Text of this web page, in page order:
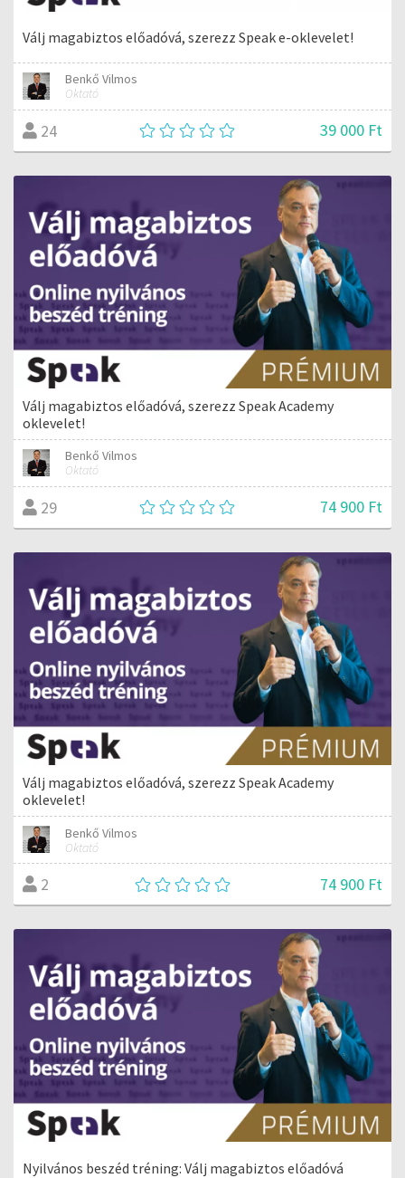
Válj magabiztos előadóvá, szerezz Speak e-oklevelet!
Benkő Vilmos
Oktató
24 39 000 Ft
Válj magabiztos előadóvá, szerezz Speak Academy
oklevelet!
Benkő Vilmos
Oktató
29 74 900 Ft
Válj magabiztos előadóvá, szerezz Speak Academy
oklevelet!
Benkő Vilmos
Oktató
2 74 900 Ft
Nyilvános beszéd tréning: Válj magabiztos előadóvá